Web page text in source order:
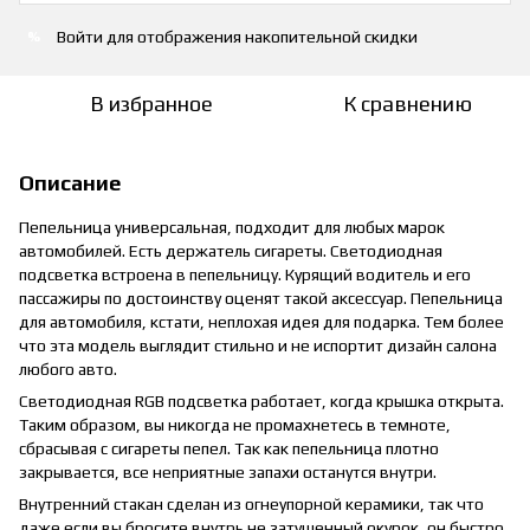
Войти для отображения накопительной скидки
В избранное К сравнению
Описание
Пепельница универсальная, подходит для любых марок
автомобилей. Есть держатель сигареты. Светодиодная
подсветка встроена в пепельницу. Курящий водитель и его
пассажиры по достоинству оценят такой аксессуар. Пепельница
для автомобиля, кстати, неплохая идея для подарка. Тем более
что эта модель выглядит стильно и не испортит дизайн салона
любого авто.
Светодиодная RGB подсветка работает, когда крышка открыта.
Таким образом, вы никогда не промахнетесь в темноте,
сбрасывая с сигареты пепел. Так как пепельница плотно
закрывается, все неприятные запахи останутся внутри.
Внутренний стакан сделан из огнеупорной керамики, так что